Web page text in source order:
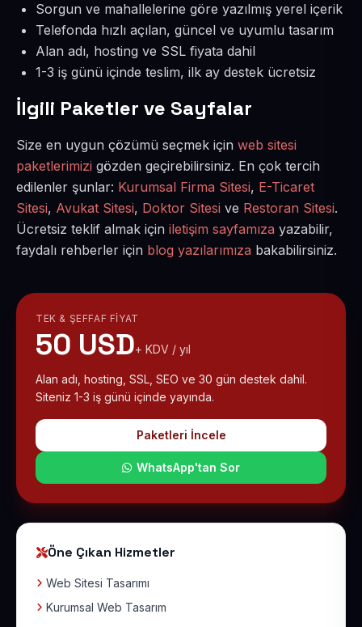
Sorgun ve mahallelerine göre yazılmış yerel içerik
Telefonda hızlı açılan, güncel ve uyumlu tasarım
Alan adı, hosting ve SSL fiyata dahil
1-3 iş günü içinde teslim, ilk ay destek ücretsiz
İlgili Paketler ve Sayfalar
Size en uygun çözümü seçmek için web sitesi
paketlerimizi gözden geçirebilirsiniz. En çok tercih
edilenler şunlar: Kurumsal Firma Sitesi, E-Ticaret
Sitesi, Avukat Sitesi, Doktor Sitesi ve Restoran Sitesi.
Ücretsiz teklif almak için iletişim sayfamıza yazabilir,
faydalı rehberler için blog yazılarımıza bakabilirsiniz.
TEK & ŞEFFAF FIYAT
50 USD+ KDV / yıl
Alan adı, hosting, SSL, SEO ve 30 gün destek dahil.
Siteniz 1-3 iş günü içinde yayında.
Paketleri İncele
WhatsApp'tan Sor
Öne Çıkan Hizmetler
Web Sitesi Tasarımı
Kurumsal Web Tasarım